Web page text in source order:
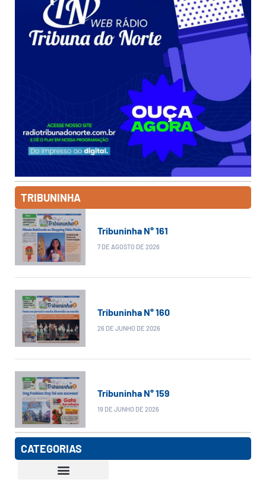
TRIBUNINHA
Tribuninha N° 161
7 DE AGOSTO DE 2026
Tribuninha N° 160
26 DE JUNHO DE 2026
Tribuninha N° 159
19 DE JUNHO DE 2026
CATEGORIAS